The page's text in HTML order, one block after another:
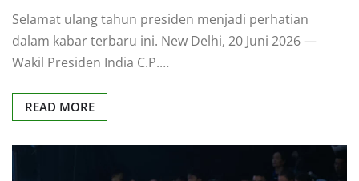
Selamat ulang tahun presiden menjadi perhatian
dalam kabar terbaru ini. New Delhi, 20 Juni 2026 —
Wakil Presiden India C.P.…
READ MORE